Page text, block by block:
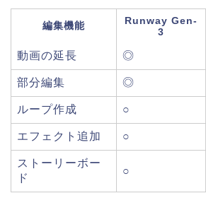
編集機能
Runway Gen-
3
動画の延長 ◎
部分編集 ◎
ループ作成 ○
エフェクト追加 ○
ストーリーボー
ド
○